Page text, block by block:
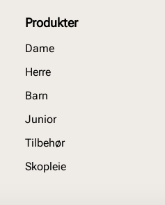
Produkter
Dame
Herre
Barn
Junior
Tilbehør
Skopleie